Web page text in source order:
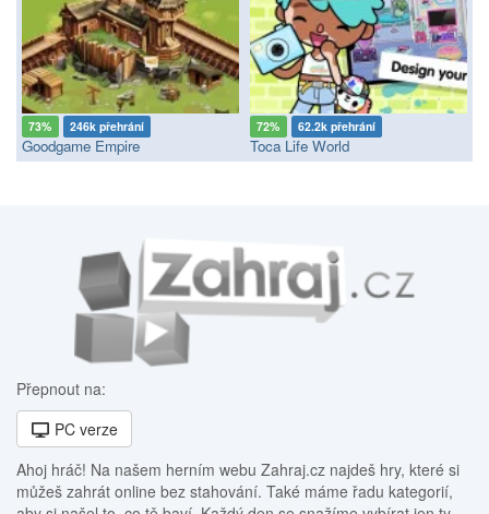
73% 246k přehrání
Goodgame Empire
72% 62.2k přehrání
Toca Life World
Přepnout na:
PC verze
Ahoj hráč! Na našem herním webu Zahraj.cz najdeš hry, které si
můžeš zahrát online bez stahování. Také máme řadu kategorií,